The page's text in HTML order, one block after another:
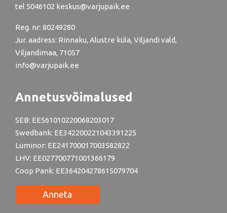
tel 5046102 keskus@varjupaik.ee
Reg. nr: 80249280
Jur. aadress: Rinnaku, Alustre küla, Viljandi vald,
Viljandimaa, 71057
info@varjupaik.ee
Annetusvõimalused
SEB: EE561010220068203017
Swedbank: EE342200221043391225
Luminor: EE241700017003582822
LHV: EE027700771001366179
Coop Pank: EE364204278615079704
Anneta